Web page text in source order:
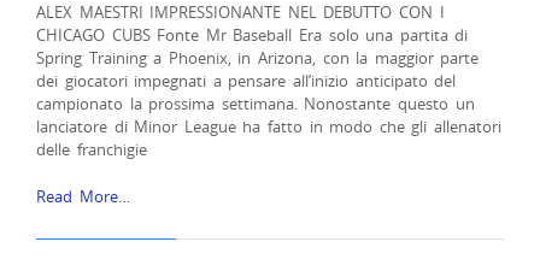
ALEX MAESTRI IMPRESSIONANTE NEL DEBUTTO CON I
CHICAGO CUBS Fonte Mr Baseball Era solo una partita di
Spring Training a Phoenix, in Arizona, con la maggior parte
dei giocatori impegnati a pensare all’inizio anticipato del
campionato la prossima settimana. Nonostante questo un
lanciatore di Minor League ha fatto in modo che gli allenatori
delle franchigie
Read More…